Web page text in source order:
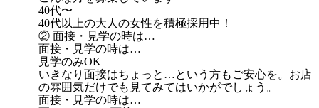
40代〜
40代以上の大人の女性を積極採用中！
② 面接・見学の時は…
面接・見学の時は…
見学のみOK
いきなり面接はちょっと…という方もご安心を。お店
の雰囲気だけでも見てみてはいかがでしょう。
面接・見学の時は…